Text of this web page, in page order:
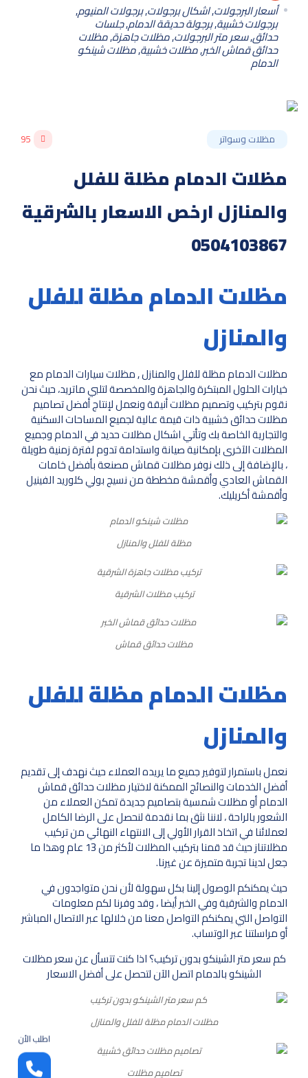
أسعار البرجولات,اشكال برجولات,برجولات المنيوم,
برجولات خشبية,برجولة حديقة الدمام,جلسات
حدائق,سعر متر البرجولات,مظلات جاهزة,مظلات
حدائق قماش الخبر,مظلات خشبية,مظلات شينكو
الدمام
مظلات وسواتر 95
مظلات الدمام مظلة للفلل
والمنازل ارخص الاسعار بالشرقية
0504103867
مظلات الدمام مظلة للفلل
والمنازل
مظلات الدمام مظلة للفلل والمنازل , مظلات سيارات الدمام مع
خيارات الحلول المبتكرة والجاهزة والمخصصة لتلبي ماتريد، حيث نحن
نقوم بتركيب وتصميم مظلات أنيقة ونعمل لإنتاج أفضل تصاميم
مظلات حدائق خشبية ذات قيمة عالية لجميع المساحات السكنية
والتجارية الخاصة بك وتأتي اشكال مظلات حديد في الدمام وجميع
المظلات الآخرى بإمكانية صيانة واستدامة تدوم لفترة زمنية طويلة
، بالإضافة إلى ذلك نوفر مظلات قماش مصنعة بأفضل خامات
القماش العادي وأقمشة مخططة من نسيج بولي كلوريد الفينيل
وأقمشة أكريليك.
مظلة للفلل والمنازل
تركيب مظلات الشرقية
مظلات حدائق قماش
مظلات الدمام مظلة للفلل
والمنازل
نعمل باستمرار لتوفير جميع ما يريده العملاء حيث نهدف إلى تقديم
أفضل الخدمات والنصائج الممكنة لاختيار مظلات حدائق قماش
الدمام أو مظلات شمسية بتصاميم جديدة تمكن العملاء من
الشعور بالراحة ، لاننا نثق بما نقدمة لنحصل على الرضا الكامل
لعملائنا في اتخاذ القرار الأولي إلى الانتهاء النهائي من تركيب
مظلاتناز حيث قد قمنا بتركيب المظلات لأكثر من 13 عام وهذا ما
جعل لدينا تجربة متميزة عن غيرنا.
حيث يمكنكم الوصول إلينا بكل سهولة لأن نحن متواجدون في
الدمام والشرقية وفي الخبر أيضا ، وقد وفرنا لكم معلومات
التواصل التي يمكنكم التواصل معنا من خلالها عبر الاتصال المباشر
أو مراسلتنا عبر الوتساب.
كم سعر متر الشينكو بدون تركيب؟ اذا كنت تتسأل عن سعر مظلات
الشينكو بالدمام اتصل الآن لتحصل على أفضل الاسعار
مظلات الدمام مظلة للفلل والمنازل
تصاميم مظلات
اطلب الأن